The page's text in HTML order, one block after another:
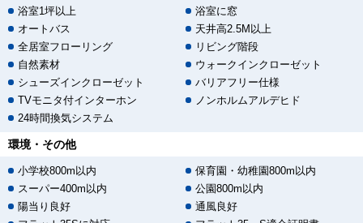
浴室1坪以上
浴室に窓
オートバス
天井高2.5M以上
全居室フローリング
リビング階段
自然素材
ウォークインクローゼット
シューズインクローゼット
バリアフリー仕様
TVモニタ付インターホン
ノンホルムアルデヒド
24時間換気システム
環境・その他
小学校800m以内
保育園・幼稚園800m以内
スーパー400m以内
公園800m以内
陽当り良好
通風良好